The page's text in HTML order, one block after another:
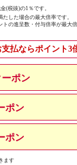
(税抜)の1％です。
した場合の最大倍率です。
の進呈数・付与倍率が最大
払ならポイント3
ポン
ポン
ポン
ます